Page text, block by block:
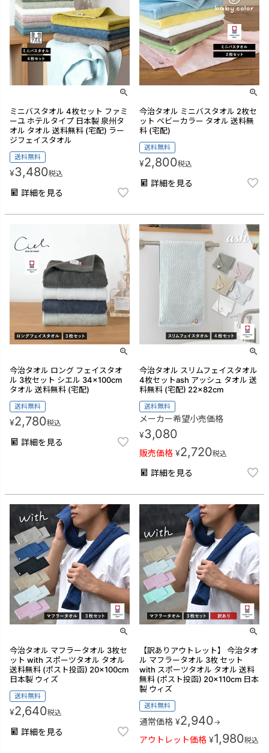
ミニバスタオル 4枚セット ファミ
ーユ ホテルタイプ 日本製 泉州タ
オル タオル 送料無料 (宅配) ラー
ジフェイスタオル
送料無料
¥3,480税込
詳細を見る
今治タオル ミニバスタオル 2枚セ
ット ベビーカラー タオル 送料無
料 (宅配)
送料無料
¥2,800税込
詳細を見る
今治タオル ロング フェイスタオ
ル 3枚セット シエル 34×100cm
タオル 送料無料 (宅配)
送料無料
¥2,780税込
詳細を見る
今治タオル スリムフェイスタオル
4枚セットash アッシュ タオル 送
料無料 (宅配) 22×82cm
送料無料
メーカー希望小売価格
¥3,080
販売価格 ¥2,720税込
詳細を見る
今治タオル マフラータオル 3枚セ
ット with スポーツタオル タオル
送料無料 (ポスト投函) 20×100cm
日本製 ウィズ
送料無料
¥2,640税込
詳細を見る
【訳ありアウトレット】 今治タオ
ル マフラータオル 3枚 セット
with スポーツタオル タオル 送料
無料 (ポスト投函) 20×110cm 日本
製 ウィズ
送料無料
通常価格 ¥2,940→
アウトレット価格 ¥1,980税込